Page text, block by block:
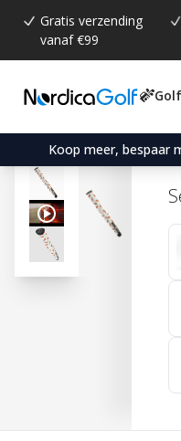
Gratis verzending
vanaf €99
Koop meer, bespaar